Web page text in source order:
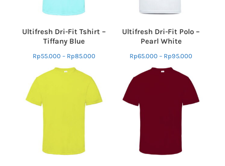
Ultifresh Dri-Fit Tshirt –
Tiffany Blue
Rp55.000 – Rp85.000
Ultifresh Dri-Fit Polo –
Pearl White
Rp65.000 – Rp95.000